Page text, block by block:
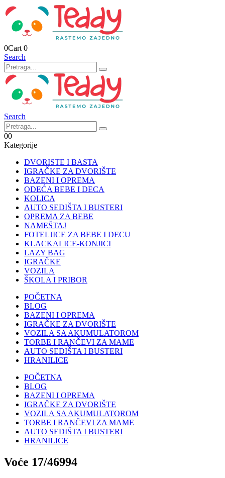
0Cart 0
Search
Search
00
Kategorije
DVORISTE I BASTA
IGRAČKE ZA DVORIŠTE
BAZENI I OPREMA
ODEĆA BEBE I DECA
KOLICA
AUTO SEDIŠTA I BUSTERI
OPREMA ZA BEBE
NAMEŠTAJ
FOTELJICE ZA BEBE I DECU
KLACKALICE-KONJICI
LAZY BAG
IGRAČKE
VOZILA
ŠKOLA I PRIBOR
POČETNA
BLOG
BAZENI I OPREMA
IGRAČKE ZA DVORIŠTE
VOZILA SA AKUMULATOROM
TORBE I RANČEVI ZA MAME
AUTO SEDIŠTA I BUSTERI
HRANILICE
POČETNA
BLOG
BAZENI I OPREMA
IGRAČKE ZA DVORIŠTE
VOZILA SA AKUMULATOROM
TORBE I RANČEVI ZA MAME
AUTO SEDIŠTA I BUSTERI
HRANILICE
Voće 17/46994